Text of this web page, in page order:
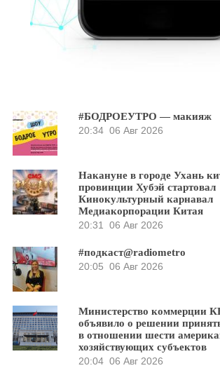
#БОДРОЕУТРО — макияж
20:34 06 Авг 2026
Накануне в городе Ухань
провинции Хубэй стартовал
Кинокультурный карнавал
Медиакорпорации Китая
20:31 06 Авг 2026
#подкаст@radiometro
20:05 06 Авг 2026
Министерство коммерции
объявило о решении
в отношении шести
хозяйствующих субъектов
20:04 06 Авг 2026